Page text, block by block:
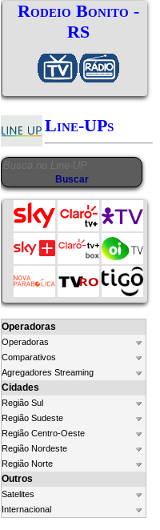
Rodeio Bonito -
RS
Line-UPs
Operadoras
Operadoras
Comparativos
Agregadores Streaming
Cidades
Região Sul
Região Sudeste
Região Centro-Oeste
Região Nordeste
Região Norte
Outros
Satelites
Internacional